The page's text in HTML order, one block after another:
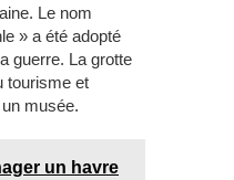
Le nom
» a été adopté
guerre. La grotte
tourisme et
musée.
un havre